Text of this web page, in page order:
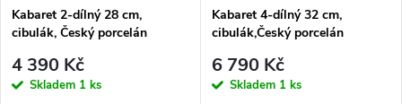
Kabaret 2-dílný 28 cm,
cibulák, Český porcelán
4 390 Kč
Skladem 1 ks
Kabaret 4-dílný 32 cm,
cibulák,Český porcelán
6 790 Kč
Skladem 1 ks